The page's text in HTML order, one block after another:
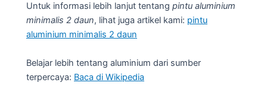
Untuk informasi lebih lanjut tentang pintu aluminium
minimalis 2 daun, lihat juga artikel kami: pintu
aluminium minimalis 2 daun
Belajar lebih tentang aluminium dari sumber
terpercaya: Baca di Wikipedia